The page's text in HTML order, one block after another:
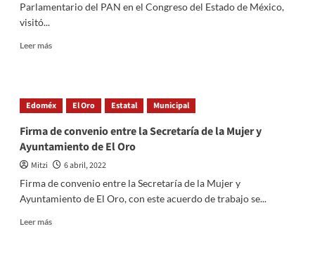
los
Parlamentario del PAN en el Congreso del Estado de México,
visitó...
Leer másRead
la
#RedVargas
los
municipios
de
Oro
y
Edoméx El Oro Estatal Municipal
Firma de convenio entre la Secretaría de la Mujer y
Ayuntamiento de El Oro
Mitzi
6 abril, 2022
Firma de convenio entre la Secretaría de la Mujer y
Ayuntamiento de El Oro, con este acuerdo de trabajo se...
Leer másRead